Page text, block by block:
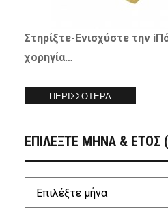
Στηρίξτε-Ενισχύστετην
χορηγία…
ΠΕΡΙΣΣΟΤΕΡΑ
ΕΠΙΛΕΞΤΕ ΜΗΝΑ &